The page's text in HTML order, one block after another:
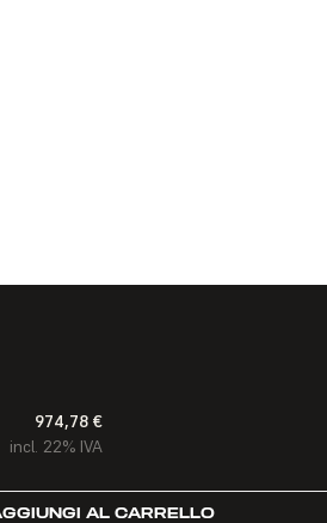
974,78 €
incl. 22% IVA
AL CARRELLO